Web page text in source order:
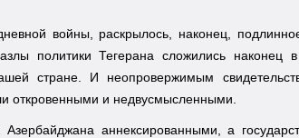
войны, раскрылось, наконец,
политики Тегерана сложились наконец
стране. И неопровержимым
откровенными и недвусмысленными.
аннексированными, а